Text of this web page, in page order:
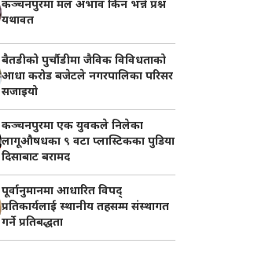
कञ्चनपुरमा मल अभाव किन भन्ने प्रश्न
यथावत
बैतडीको पुर्चौडीमा जैविक विविधताको
आधा करोड बजेटले नगरपालिका परिसर
सजाइयो
कञ्चनपुरमा एक युवकले निलेका
लागूऔषधका ९ वटा प्लास्टिकका पुडिया
दिसाबाट बरामद
पूर्वानुमानमा आधारित विपद्
प्रतिकार्यलाई स्थानीय तहसम्म संस्थागत
गर्ने प्रतिबद्धता